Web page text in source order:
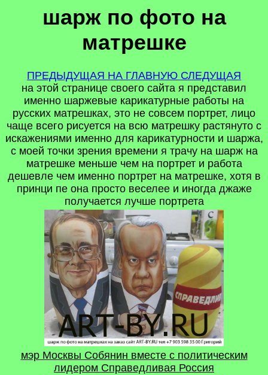
шарж по фото на
матрешке
ПРЕДЫДУЩАЯ НА ГЛАВНУЮ СЛЕДУЩАЯ
на этой странице своего сайта я представил
именно шаржевые карикатурные работы на
русских матрешках, это не совсем портрет, лицо
чаще всего рисуется на всю матрешку растянуто с
искажениями именно для карикатурности и шаржа,
с моей точки зрения времени я трачу на шарж на
матрешке меньше чем на портрет и работа
дешевле чем именно портрет на матрешке, хотя в
принци пе она просто веселее и иногда джаже
получается лучше портрета
мэр Москвы Собянин вместе с политическим
лидером Справедливая Россия